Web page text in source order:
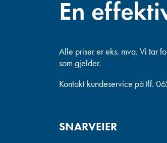
En
Alle priser er eks. mva. Vi tar
som gjelder.
Kontakt kundeservice på tlf.
SNARVEIER